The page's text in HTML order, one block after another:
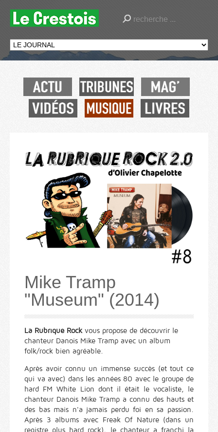
Mike Tramp
"Museum" (2014)
La Rubrique Rockvous propose de découvrir le
chanteur Danois Mike Tramp avec un album
folk/rock bien agréable.
Après avoir connu un immense succès (et tout ce
qui va avec) dans les années 80 avec le groupe de
hard FM White Lion dont il était le vocaliste, le
chanteur Danois Mike Tramp a connu des hauts et
des bas mais n'a jamais perdu foi en sa passion.
Après 3 albums avec Freak Of Nature (dans un
registre plus hard rock), le chanteur a franchi la